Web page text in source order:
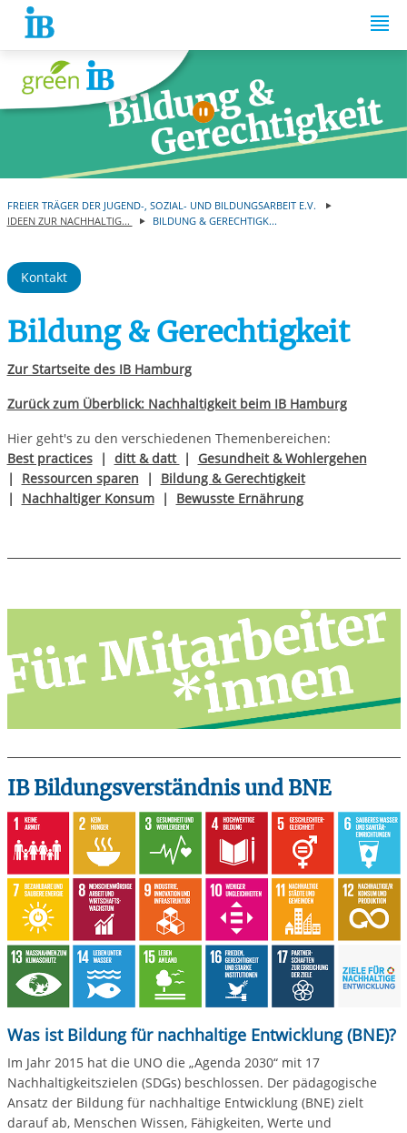
Springe zum Inhalt
Automatische
FREIER TRÄGER DER JUGEND-, SOZIAL- UND BILDUNGSARBEIT E.V.
IDEEN ZUR NACHHALTIG...
BILDUNG & GERECHTIGK...
Kontakt
Bildung & Gerechtigkeit
Zur Startseite des IB Hamburg
Zurück zum Überblick: Nachhaltigkeit beim IB Hamburg
Hier geht's zu den verschiedenen Themenbereichen:
Best practices| ditt & datt | Gesundheit & Wohlergehen
| Ressourcen sparen | Bildung & Gerechtigkeit
| Nachhaltiger Konsum| Bewusste Ernährung
IB Bildungsverständnis und BNE
Was ist Bildung für nachhaltige Entwicklung (BNE)?
Im Jahr 2015 hat die UNO die „Agenda 2030“ mit 17
Nachhaltigkeitszielen (SDGs) beschlossen. Der pädagogische
Ansatz der Bildung für nachhaltige Entwicklung (BNE) zielt
darauf ab, Menschen Wissen, Fähigkeiten, Werte und